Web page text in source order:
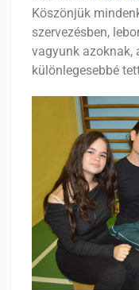
Köszönjük
szervezésben,
vagyunk azoknak,
különlegesebbé